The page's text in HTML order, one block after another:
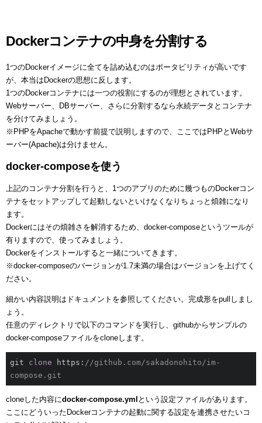
Dockerコンテナの中身を分割する
1つのDockerイメージに全てを詰め込むのはポータビリティが高いです
が、本当はDockerの思想に反します。
1つのDockerコンテナには一つの役割にするのが理想とされています。
Webサーバー、DBサーバー、さらに分割するなら永続データとコンテナ
を分けてみましょう。
※PHPをApacheで動かす前提で説明しますので、ここではPHPとWebサ
ーバー(Apache)は分けません。
docker-composeを使う
上記のコンテナ分割を行うと、1つのアプリのために幾つものDockerコン
テナをセットアップして起動しないといけなくなりちょっと煩雑になり
ます。
Dockerにはその煩雑さを解消するため、docker-composeというツールが
有りますので、使ってみましょう。
Dockerをインストールすると一緒についてきます。
※docker-composeのバージョンが1.7未満の場合はバージョンを上げてく
ださい。
細かい内容説明はドキュメントを参照してください。完成形をpullしまし
ょう。
任意のディレクトリで以下のコマンドを実行し、githubからサンプルの
docker-composeファイルをcloneします。
git clone https: //github.com/sakadonohito/im-
compose.git
cloneした内容にdocker-compose.yml という設定ファイルがあります。
ここにどういったDockerコンテナの起動に関する設定を連携させたいコ